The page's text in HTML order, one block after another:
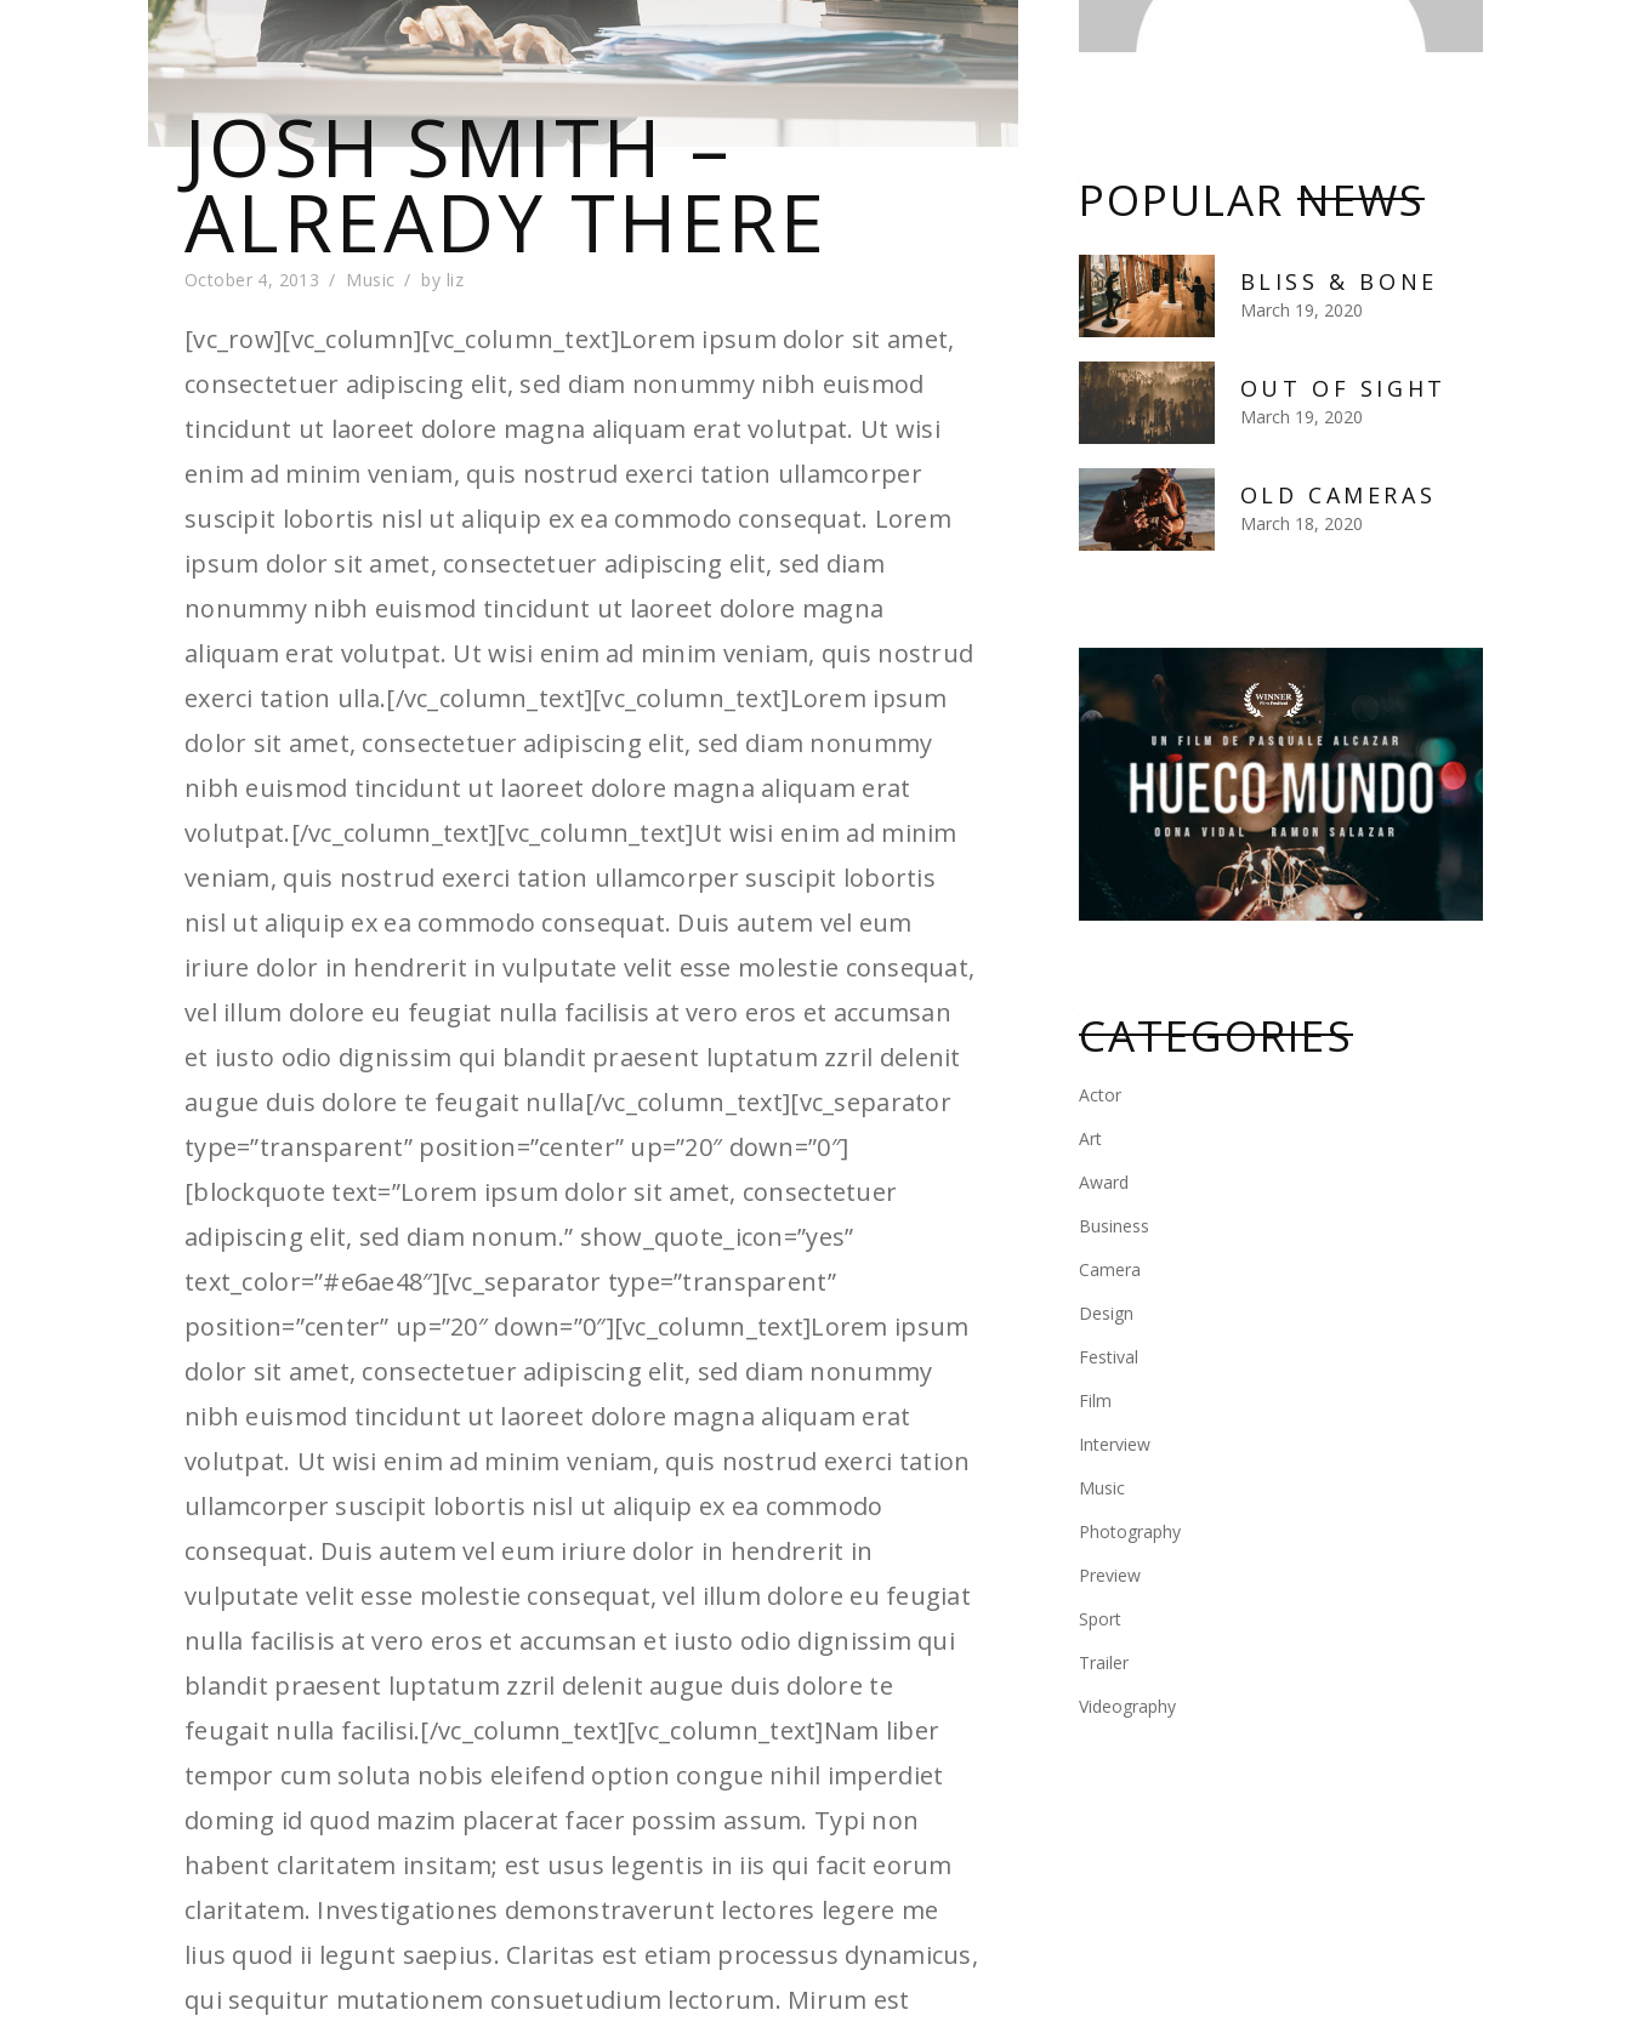
JOSH SMITH –
ALREADY THERE
October 4, 2013 Music by liz
[vc_row][vc_column][vc_column_text]Lorem ipsum dolor sit amet,
consectetuer adipiscing elit, sed diam nonummy nibh euismod
tincidunt ut laoreet dolore magna aliquam erat volutpat. Ut wisi
enim ad minim veniam, quis nostrud exerci tation ullamcorper
suscipit lobortis nisl ut aliquip ex ea commodo consequat. Lorem
ipsum dolor sit amet, consectetuer adipiscing elit, sed diam
nonummy nibh euismod tincidunt ut laoreet dolore magna
aliquam erat volutpat. Ut wisi enim ad minim veniam, quis nostrud
exerci tation ulla.[/vc_column_text][vc_column_text]Lorem ipsum
dolor sit amet, consectetuer adipiscing elit, sed diam nonummy
nibh euismod tincidunt ut laoreet dolore magna aliquam erat
volutpat.[/vc_column_text][vc_column_text]Ut wisi enim ad minim
veniam, quis nostrud exerci tation ullamcorper suscipit lobortis
nisl ut aliquip ex ea commodo consequat. Duis autem vel eum
iriure dolor in hendrerit in vulputate velit esse molestie consequat,
vel illum dolore eu feugiat nulla facilisis at vero eros et accumsan
et iusto odio dignissim qui blandit praesent luptatum zzril delenit
augue duis dolore te feugait nulla[/vc_column_text][vc_separator
type=”transparent” position=”center” up=”20″ down=”0″]
[blockquote text=”Lorem ipsum dolor sit amet, consectetuer
adipiscing elit, sed diam nonum.” show_quote_icon=”yes”
text_color=”#e6ae48″][vc_separator type=”transparent”
position=”center” up=”20″ down=”0″][vc_column_text]Lorem ipsum
dolor sit amet, consectetuer adipiscing elit, sed diam nonummy
nibh euismod tincidunt ut laoreet dolore magna aliquam erat
volutpat. Ut wisi enim ad minim veniam, quis nostrud exerci tation
ullamcorper suscipit lobortis nisl ut aliquip ex ea commodo
consequat. Duis autem vel eum iriure dolor in hendrerit in
vulputate velit esse molestie consequat, vel illum dolore eu feugiat
nulla facilisis at vero eros et accumsan et iusto odio dignissim qui
blandit praesent luptatum zzril delenit augue duis dolore te
feugait nulla facilisi.[/vc_column_text][vc_column_text]Nam liber
tempor cum soluta nobis eleifend option congue nihil imperdiet
doming id quod mazim placerat facer possim assum. Typi non
habent claritatem insitam; est usus legentis in iis qui facit eorum
claritatem. Investigationes demonstraverunt lectores legere me
lius quod ii legunt saepius. Claritas est etiam processus dynamicus,
qui sequitur mutationem consuetudium lectorum. Mirum est
POPULARNEWS
BLISS & BONE
March 19, 2020
OUT OF SIGHT
March 19, 2020
OLD CAMERAS
March 18, 2020
CATEGORIES
Actor
Art
Award
Business
Camera
Design
Festival
Film
Interview
Music
Photography
Preview
Sport
Trailer
Videography